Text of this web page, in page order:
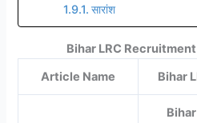
सारांश
Bihar LRC
Article Name
Bihar